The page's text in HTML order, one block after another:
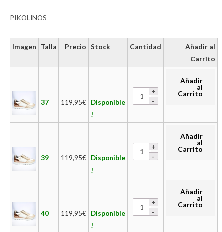
PIKOLINOS
Imagen Talla Precio Stock Cantidad
Añadir al
Carrito
37 119,95€ Disponible
!
Añadir
al
Carrito
39 119,95€ Disponible
!
Añadir
al
Carrito
40 119,95€ Disponible
!
Añadir
al
Carrito